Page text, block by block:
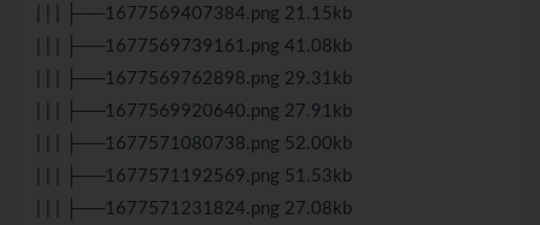
| | | ├──1677569407384.png 21.15kb
| | | ├──1677569739161.png 41.08kb
| | | ├──1677569762898.png 29.31kb
| | | ├──1677569920640.png 27.91kb
| | | ├──1677571080738.png 52.00kb
| | | ├──1677571192569.png 51.53kb
| | | ├──1677571231824.png 27.08kb